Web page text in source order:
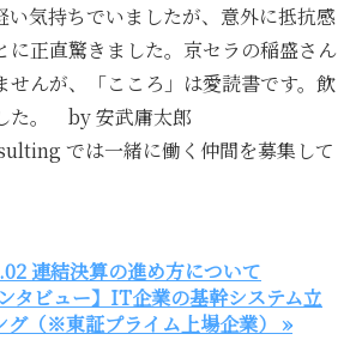
い気持ちでいましたが、意外に抵抗感
に正直驚きました。京セラの稲盛さん
せんが、「こころ」は愛読書です。飲
た。 by 安武庸太郎
では一緒に働く仲間を募集して
連結決算の進め方について
タビュー】IT企業の基幹システム立
グ（※東証プライム上場企業） »